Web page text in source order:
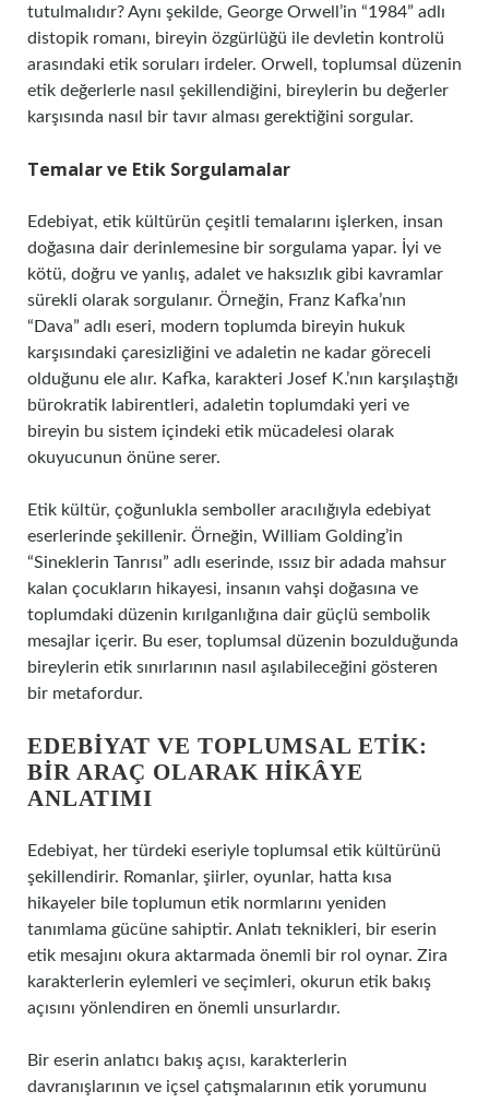
tutulmalıdır? Aynı şekilde, George Orwell’in “1984” adlı
distopik romanı, bireyin özgürlüğü ile devletin kontrolü
arasındaki etik soruları irdeler. Orwell, toplumsal düzenin
etik değerlerle nasıl şekillendiğini, bireylerin bu değerler
karşısında nasıl bir tavır alması gerektiğini sorgular.
Temalar ve Etik Sorgulamalar
Edebiyat, etik kültürün çeşitli temalarını işlerken, insan
doğasına dair derinlemesine bir sorgulama yapar. İyi ve
kötü, doğru ve yanlış, adalet ve haksızlık gibi kavramlar
sürekli olarak sorgulanır. Örneğin, Franz Kafka’nın
“Dava” adlı eseri, modern toplumda bireyin hukuk
karşısındaki çaresizliğini ve adaletin ne kadar göreceli
olduğunu ele alır. Kafka, karakteri Josef K.’nın karşılaştığı
bürokratik labirentleri, adaletin toplumdaki yeri ve
bireyin bu sistem içindeki etik mücadelesi olarak
okuyucunun önüne serer.
Etik kültür, çoğunlukla semboller aracılığıyla edebiyat
eserlerinde şekillenir. Örneğin, William Golding’in
“Sineklerin Tanrısı” adlı eserinde, ıssız bir adada mahsur
kalan çocukların hikayesi, insanın vahşi doğasına ve
toplumdaki düzenin kırılganlığına dair güçlü sembolik
mesajlar içerir. Bu eser, toplumsal düzenin bozulduğunda
bireylerin etik sınırlarının nasıl aşılabileceğini gösteren
bir metafordur.
EDEBIYAT VE TOPLUMSAL ETIK:
BIR ARAÇ OLARAK HIKÂYE
ANLATIMI
Edebiyat, her türdeki eseriyle toplumsal etik kültürünü
şekillendirir. Romanlar, şiirler, oyunlar, hatta kısa
hikayeler bile toplumun etik normlarını yeniden
tanımlama gücüne sahiptir. Anlatı teknikleri, bir eserin
etik mesajını okura aktarmada önemli bir rol oynar. Zira
karakterlerin eylemleri ve seçimleri, okurun etik bakış
açısını yönlendiren en önemli unsurlardır.
Bir eserin anlatıcı bakış açısı, karakterlerin
davranışlarının ve içsel çatışmalarının etik yorumunu